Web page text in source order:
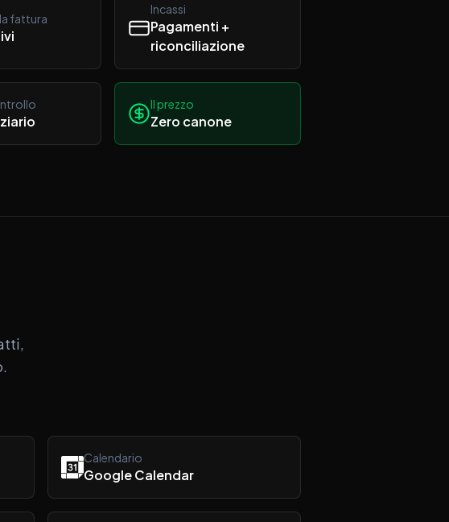
fattura
Incassi
Pagamenti +
riconciliazione
Il prezzo
Zero canone
Calendario
Google Calendar